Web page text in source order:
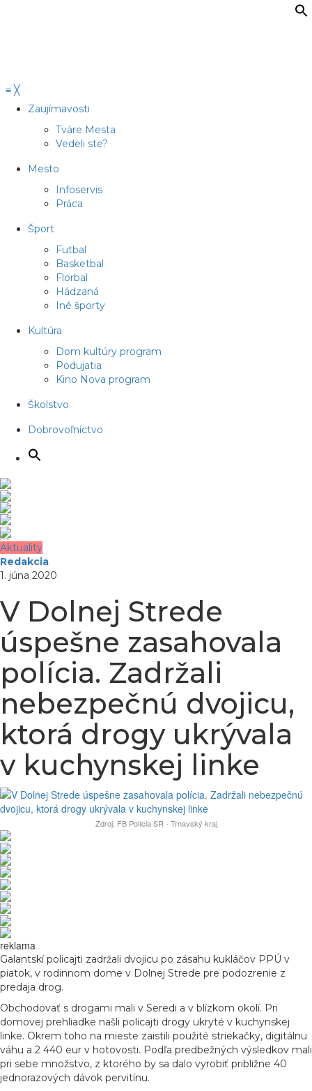
≡ ╳
Zaujímavosti
Tváre Mesta
Vedeli ste?
Mesto
Infoservis
Práca
Šport
Futbal
Basketbal
Florbal
Hádzaná
Iné športy
Kultúra
Dom kultúry program
Podujatia
Kino Nova program
Školstvo
Dobrovoľníctvo
Aktuality
Redakcia
1. júna 2020
V Dolnej Strede
úspešne zasahovala
polícia. Zadržali
nebezpečnú dvojicu,
ktorá drogy ukrývala
v kuchynskej linke
Zdroj: FB Polícia SR - Trnavský kraj
reklama
Galantskí policajti zadržali dvojicu po zásahu kukláčov PPÚ v
piatok, v rodinnom dome v Dolnej Strede pre podozrenie z
predaja drog.
Obchodovať s drogami mali v Seredi a v blízkom okolí. Pri
domovej prehliadke našli policajti drogy ukryté v kuchynskej
linke. Okrem toho na mieste zaistili použité striekačky, digitálnu
váhu a 2 440 eur v hotovosti. Podľa predbežných výsledkov mali
pri sebe množstvo, z ktorého by sa dalo vyrobiť približne 40
jednorazových dávok pervitínu.